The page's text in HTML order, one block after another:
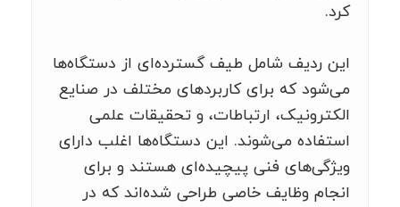
کرد.
این ردیف شامل طیف گسترده‌ای از دستگاه‌ها
می‌شود که برای کاربردهای مختلف در صنایع
الکترونیک، ارتباطات، و تحقیقات علمی
استفاده می‌شوند. این دستگاه‌ها اغلب دارای
ویژگی‌های فنی پیچیده‌ای هستند و برای
انجام وظایف خاصی طراحی شده‌اند که در